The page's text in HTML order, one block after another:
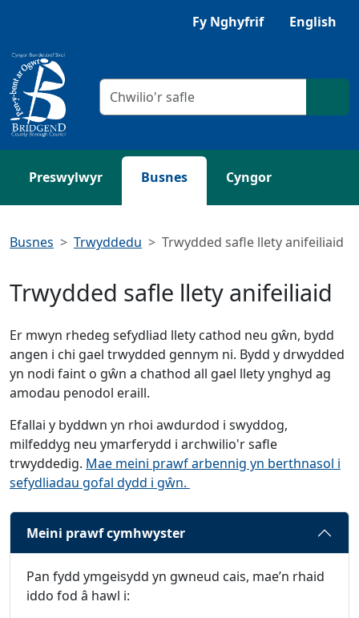
Gwrandewch gyda Browsealoud
Fy Nghyfrif English
Meini prawf chwilio
Preswylwyr Busnes Cyngor
Busnes Trwyddedu Trwydded safle llety anifeiliaid
Trwydded safle llety anifeiliaid
Er mwyn rhedeg sefydliad llety cathod neu gŵn, bydd
angen i chi gael trwydded gennym ni. Bydd y drwydded
yn nodi faint o gŵn a chathod all gael llety ynghyd ag
amodau penodol eraill.
Efallai y byddwn yn rhoi awdurdod i swyddog,
milfeddyg neu ymarferydd i archwilio'r safle
trwyddedig. Mae meini prawf arbennig yn berthnasol i
sefydliadau gofal dydd i gŵn.
Meini prawf cymhwyster
Pan fydd ymgeisydd yn gwneud cais, mae’n rhaid
iddo fod â hawl i: